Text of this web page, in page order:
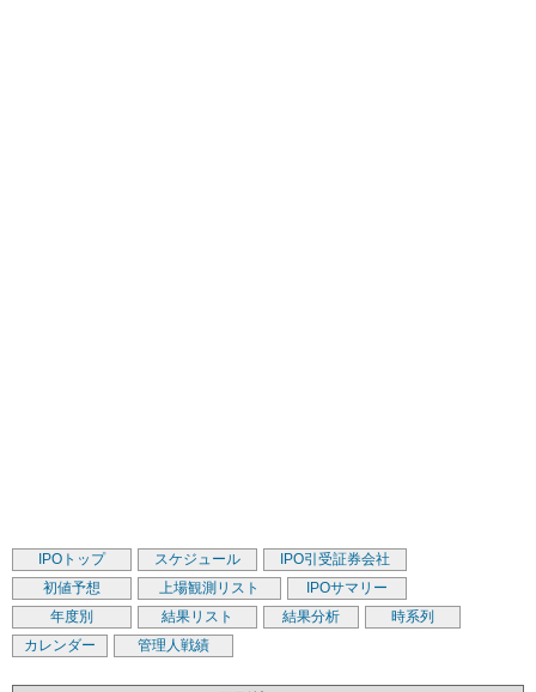
IPOトップ スケジュール
IPO引受証券会社
初値予想
上場観測リスト
IPOサマリー
年度別
結果リスト 結果分析
時系列
カレンダー
管理人戦績